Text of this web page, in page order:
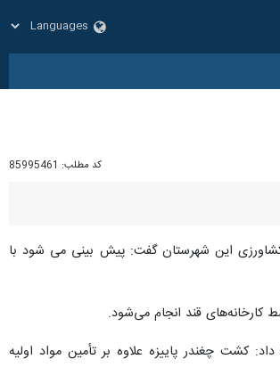
کد مطلب: 85995461